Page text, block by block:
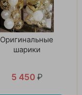
Оригинальные
шарики
5 450 ₽